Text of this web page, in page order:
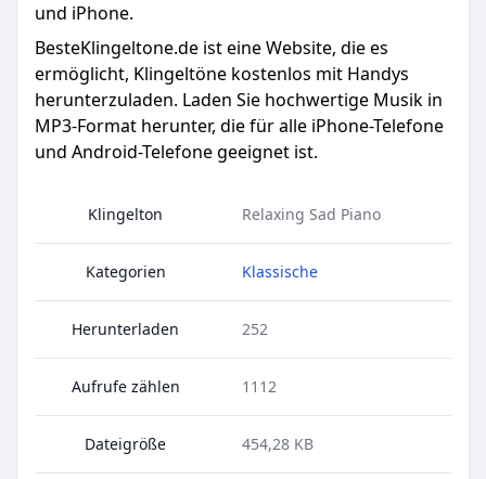
und iPhone.
BesteKlingeltone.de ist eine Website, die es
ermöglicht, Klingeltöne kostenlos mit Handys
herunterzuladen. Laden Sie hochwertige Musik in
MP3-Format herunter, die für alle iPhone-Telefone
und Android-Telefone geeignet ist.
Klingelton Relaxing Sad Piano
Kategorien Klassische
Herunterladen 252
Aufrufe zählen 1112
Dateigröße 454,28 KB